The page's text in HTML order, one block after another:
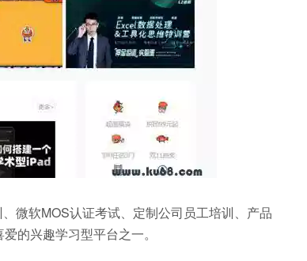
微软MOS认证考试、定制公司员工培训、产品
的兴趣学习型平台之一。